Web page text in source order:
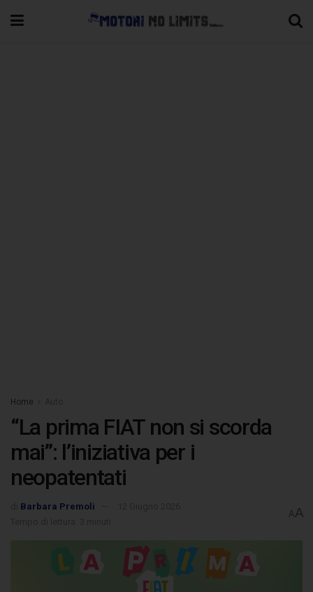
Home
“La prima FIAT non si scorda
mai”: l’iniziativa per i
neopatentati
Barbara Premoli
AA